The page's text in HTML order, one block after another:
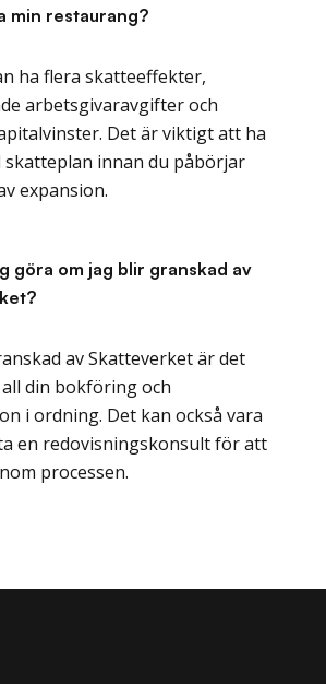
min restaurang?
ha flera skatteeffekter,
arbetsgivaravgifter och
Det är viktigt att ha
skatteplan innan du påbörjar
expansion.
göra om jag blir granskad av
av Skatteverket är det
din bokföring och
i ordning. Det kan också vara
en redovisningskonsult för att
processen.